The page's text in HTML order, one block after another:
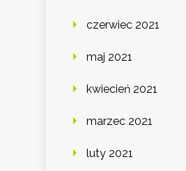
czerwiec 2021
maj 2021
kwiecień 2021
marzec 2021
luty 2021